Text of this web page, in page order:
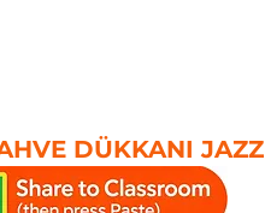
DÜKKANI JAZZ